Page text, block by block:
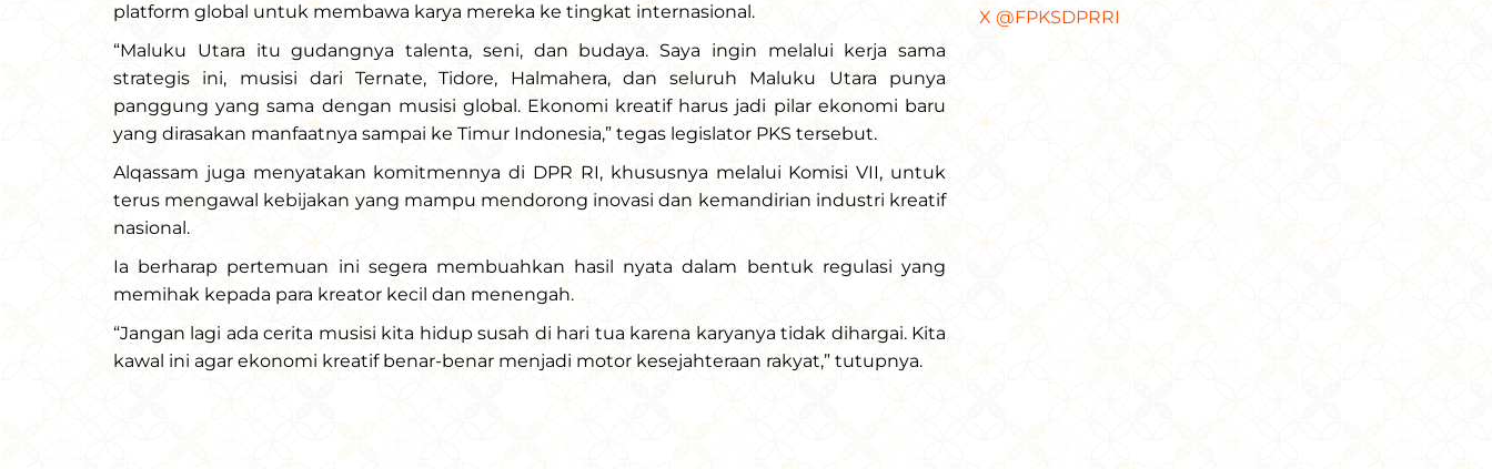
platform global untuk membawa karya mereka ke tingkat internasional.
“Maluku Utara itu gudangnya talenta, seni, dan budaya. Saya ingin melalui kerja sama
strategis ini, musisi dari Ternate, Tidore, Halmahera, dan seluruh Maluku Utara punya
panggung yang sama dengan musisi global. Ekonomi kreatif harus jadi pilar ekonomi baru
yang dirasakan manfaatnya sampai ke Timur Indonesia,” tegas legislator PKS tersebut.
Alqassam juga menyatakan komitmennya di DPR RI, khususnya melalui Komisi VII, untuk
terus mengawal kebijakan yang mampu mendorong inovasi dan kemandirian industri kreatif
nasional.
Ia berharap pertemuan ini segera membuahkan hasil nyata dalam bentuk regulasi yang
memihak kepada para kreator kecil dan menengah.
“Jangan lagi ada cerita musisi kita hidup susah di hari tua karena karyanya tidak dihargai. Kita
kawal ini agar ekonomi kreatif benar-benar menjadi motor kesejahteraan rakyat,” tutupnya.
X @FPKSDPRRI